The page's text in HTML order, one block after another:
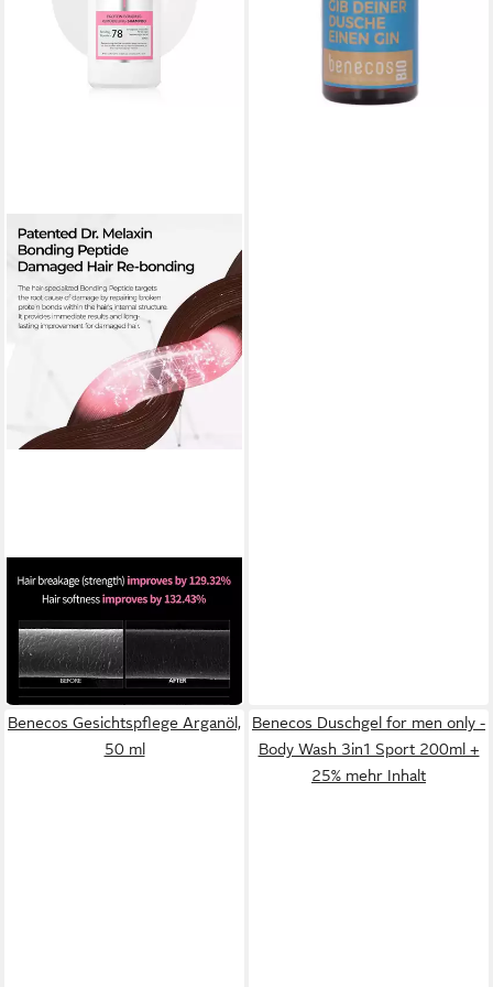
DR.MELAXIN
Haarshampoo Bondex Protein
Bonding Remodeling
Shampoo 400 ml – K-Beauty
Shampoo
24,99 €
(62,48 €/ 1 l)
in 3-4 Werktagen bei dir
Benecos Gesichtspflege Arganöl,
50 ml
Benecos Duschgel for men only -
Body Wash 3in1 Sport 200ml +
25% mehr Inhalt